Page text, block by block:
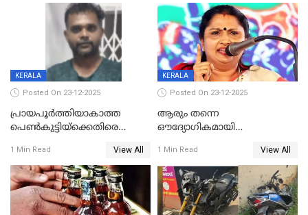
KERALA
Posted On 23-12-2025
പ്രായപൂർത്തിയാകാത്ത
പെൺകുട്ടിയ്ക്കെതിരെ
59 വർഷം തടവും 90,൦൦൦ രൂപ
പിഴയും ശിക്ഷ
1 Min Read View All
KERALA
Posted On 23-12-2025
ആരും തന്നെ
ഔദ്യോഗികമായി
കണ്ടെത്താൻ ഇന്ന് കോർ
കമ്മിറ്റി കൂടിയില്ല';
അതൃപ്തിയുമായി ദീപ്തി മേരി
വർഗീസ്
1 Min Read View All